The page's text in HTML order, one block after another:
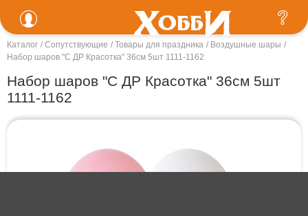
Каталог Сопутствующие Товары для праздника
Воздушные шары
Набор шаров "С ДР Красотка" 36см 5шт 1111-1162
Набор шаров "С ДР Красотка" 36см 5шт
1111-1162